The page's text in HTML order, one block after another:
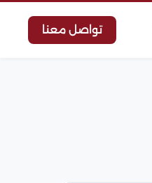
تواصل معنا